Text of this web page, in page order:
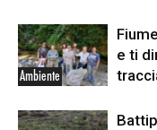
Ambiente
e ti